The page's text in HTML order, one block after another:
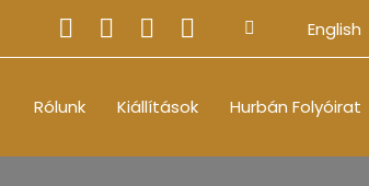
English
Rólunk Kiállítások Hurbán Folyóirat